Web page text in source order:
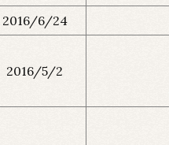
2016/6/24
2016/5/2